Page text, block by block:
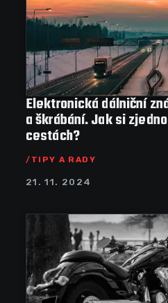
Elektronická dálniční
a škrábání. Jak si
cestách?
TIPY A RADY
21. 11. 2024